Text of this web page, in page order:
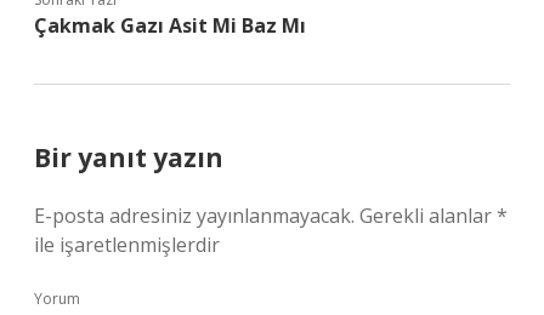
Çakmak Gazı Asit Mi Baz Mı
Bir yanıt yazın
E-posta adresiniz yayınlanmayacak. Gerekli alanlar*
ile işaretlenmişlerdir
Yorum